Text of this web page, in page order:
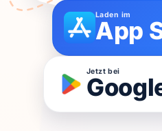
Laden im
App
Jetzt bei